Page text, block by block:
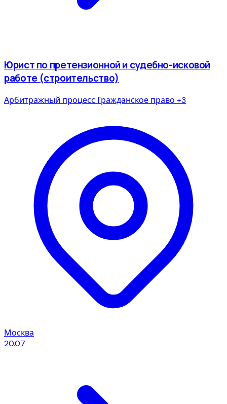
Юрист по претензионной и судебно-исковой
работе (строительство)
Арбитражный процесс Гражданское право +3
Москва
20.07